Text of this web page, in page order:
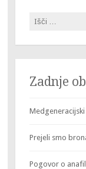
Išči:
Zadnje
Prejeli smo
Pogovor o